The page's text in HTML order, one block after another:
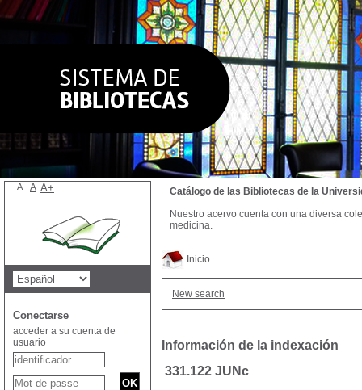
Inicio
New search
Información de la indexación
331.122 JUNc
Catálogo de las Bibliotecas de la
Nuestro acervo cuenta con una diversa
medicina.
A- A A+
Conectarse
acceder a su cuenta de
usuario